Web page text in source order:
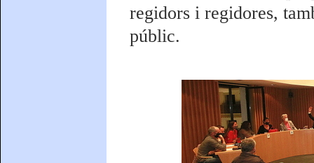
regidors i regidores,
públic.